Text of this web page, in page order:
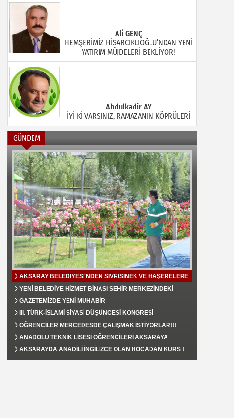
Ali GENÇ
HEMŞERİMİZ HİSARCIKLIOĞLU’NDAN YENİ
YATIRIM MÜJDELERİ BEKLİYOR!
Abdulkadir AY
İYİ Kİ VARSINIZ, RAMAZANIN KÖPRÜLERİ
Halil MANUŞ
“BİR HIYAR ARANIYOR”
Mahmut Çiçekdağı
Müslüman Nasıl Olmalı
Yavuz Bayram Çalışkan
RAHMAN VE RAHİM OLAN ALLAH
GÜNDEM
AKSARAY BELEDİYESİ'NDEN SİVRİSİNEK VE HAŞERELERE
KARŞI ETKİN MÜCADELE
YENİ BELEDİYE HİZMET BİNASI ŞEHİR MERKEZİNDEKİ
TRAFİK YOĞUNLUĞU AZALTTI
GAZETEMİZDE YENİ MUHABİR
III. TÜRK-İSLAMİ SİYASİ DÜŞÜNCESİ KONGRESİ
AKSARAY'DA YAPILACAK !
ÖĞRENCİLER MERCEDESDE ÇALIŞMAK İSTİYORLAR!!!
ANADOLU TEKNİK LİSESİ ÖĞRENCİLERİ AKSARAYA
FAYDALI OLMAK İSTİYORLAR.!!!
AKSARAYDA ANADİLİ İNGİLİZCE OLAN HOCADAN KURS !